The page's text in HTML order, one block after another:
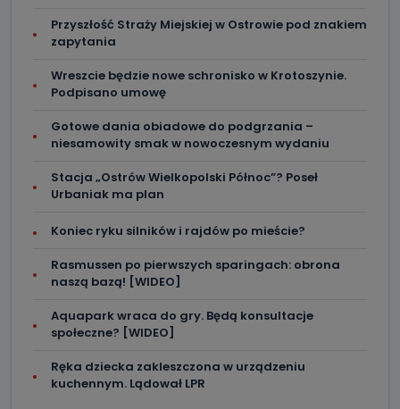
Przyszłość Straży Miejskiej w Ostrowie pod znakiem
zapytania
Wreszcie będzie nowe schronisko w Krotoszynie.
Podpisano umowę
Gotowe dania obiadowe do podgrzania –
niesamowity smak w nowoczesnym wydaniu
Stacja „Ostrów Wielkopolski Północ”? Poseł
Urbaniak ma plan
Koniec ryku silników i rajdów po mieście?
Rasmussen po pierwszych sparingach: obrona
naszą bazą! [WIDEO]
Aquapark wraca do gry. Będą konsultacje
społeczne? [WIDEO]
Ręka dziecka zakleszczona w urządzeniu
kuchennym. Lądował LPR